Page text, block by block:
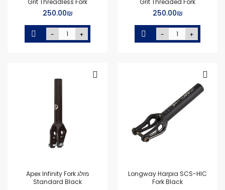
Grit Threaded Fork
₪‏250.00
- +
Grit Threadless Fork
₪‏250.00
- +
Longway Harpia SCS-HIC
Fork Black
מזלג Apex Infinity Fork
Standard Black